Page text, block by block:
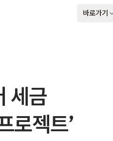
바로가기
세금
로젝트’